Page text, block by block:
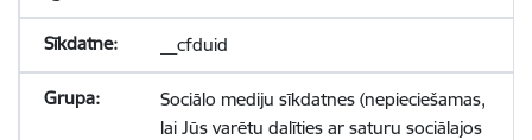
__cfduid
Sociālo mediju sīkdatnes (nepieciešamas,
lai Jūs varētu dalīties ar saturu sociālajos